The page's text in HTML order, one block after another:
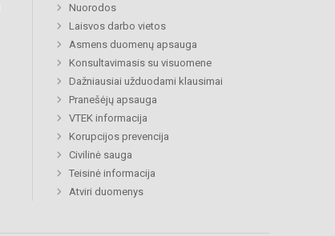
Nuorodos
Laisvos darbo vietos
Asmens duomenų apsauga
Konsultavimasis su visuomene
Dažniausiai užduodami klausimai
Pranešėjų apsauga
VTEK informacija
Korupcijos prevencija
Civilinė sauga
Teisinė informacija
Atviri duomenys